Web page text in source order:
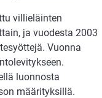
villieläinten
ja vuodesta 2003
Vuonna
luonnosta
määrityksillä.